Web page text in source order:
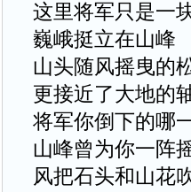
这里将军只是一
巍峨挺立在山峰
山头随风摇曳的
更接近了大地的
将军你倒下的哪
山峰曾为你一阵
风把石头和山花